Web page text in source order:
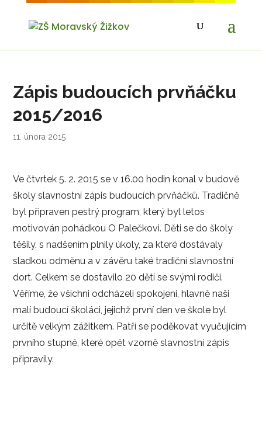
Zápis budoucích prvňáčku
2015/2016
11. února 2015
Ve čtvrtek 5. 2. 2015 se v 16.00 hodin konal v budově
školy slavnostní zápis budoucích prvňáčků. Tradičně
byl připraven pestrý program, který byl letos
motivován pohádkou O Palečkovi. Děti se do školy
těšily, s nadšením plnily úkoly, za které dostávaly
sladkou odměnu a v závěru také tradiční slavnostní
dort. Celkem se dostavilo 20 dětí se svými rodiči.
Věříme, že všichni odcházeli spokojeni, hlavně naši
malí budoucí školáci, jejichž první den ve škole byl
určitě velkým zážitkem. Patří se poděkovat vyučujícím
prvního stupně, které opět vzorně slavnostní zápis
připravily.